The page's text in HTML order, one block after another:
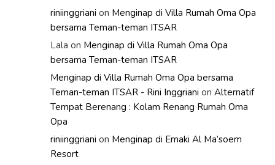
riniinggriani on Menginap di Villa Rumah Oma Opa
bersama Teman-teman ITSAR
Lala on Menginap di Villa Rumah Oma Opa
bersama Teman-teman ITSAR
Menginap di Villa Rumah Oma Opa bersama
Teman-teman ITSAR - Rini Inggriani onAlternatif
Tempat Berenang : Kolam Renang Rumah Oma
Opa
riniinggriani on Menginap di Emaki Al Ma’soem
Resort